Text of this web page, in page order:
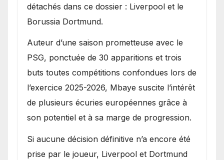
détachés dans ce dossier : Liverpool et le
Borussia Dortmund.
Auteur d’une saison prometteuse avec le
PSG, ponctuée de 30 apparitions et trois
buts toutes compétitions confondues lors de
l’exercice 2025-2026, Mbaye suscite l’intérêt
de plusieurs écuries européennes grâce à
son potentiel et à sa marge de progression.
Si aucune décision définitive n’a encore été
prise par le joueur, Liverpool et Dortmund